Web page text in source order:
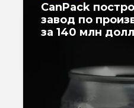
CanPack
завод по
за 140 млн